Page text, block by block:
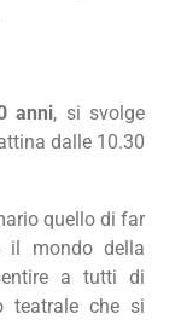
anni, si svolge
dalle 10.30
quello di far
il mondo della
a tutti di
teatrale che si